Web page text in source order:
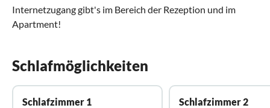
Internetzugang gibt's im Bereich der Rezeption und im
Apartment!
Schlafmöglichkeiten
Schlafzimmer 1
Schlafzimmer 2